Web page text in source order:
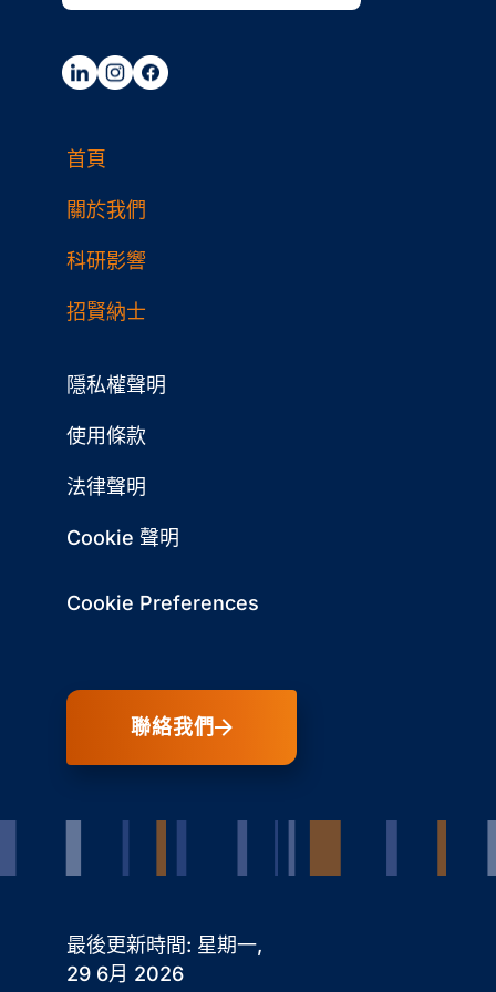
首頁
關於我們
科研影響
招賢納士
隱私權聲明
使用條款
法律聲明
Cookie 聲明
Cookie Preferences
聯絡我們
最後更新時間: 星期一,
29 6月 2026